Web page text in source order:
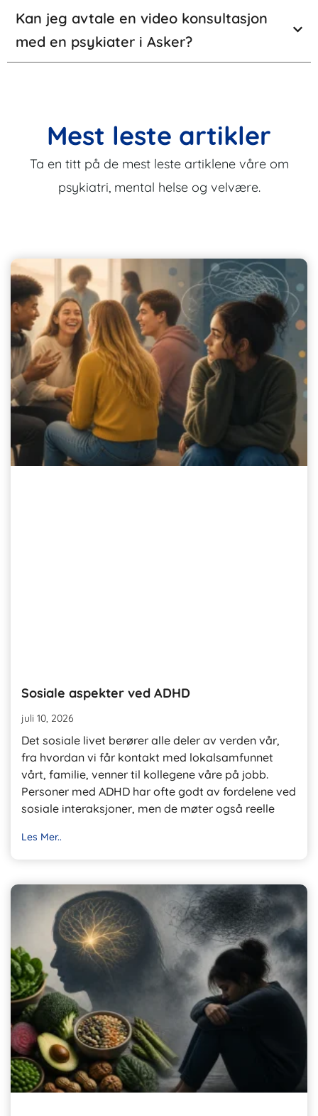
Kan jeg avtale en video konsultasjon
med en psykiater i Asker?
Mest leste artikler
Ta en titt på de mest leste artiklene våre om
psykiatri, mental helse og velvære.
Sosiale aspekter ved ADHD
juli 10, 2026
Det sosiale livet berører alle deler av verden vår,
fra hvordan vi får kontakt med lokalsamfunnet
vårt, familie, venner til kollegene våre på jobb.
Personer med ADHD har ofte godt av fordelene ved
sosiale interaksjoner, men de møter også reelle
Les Mer..